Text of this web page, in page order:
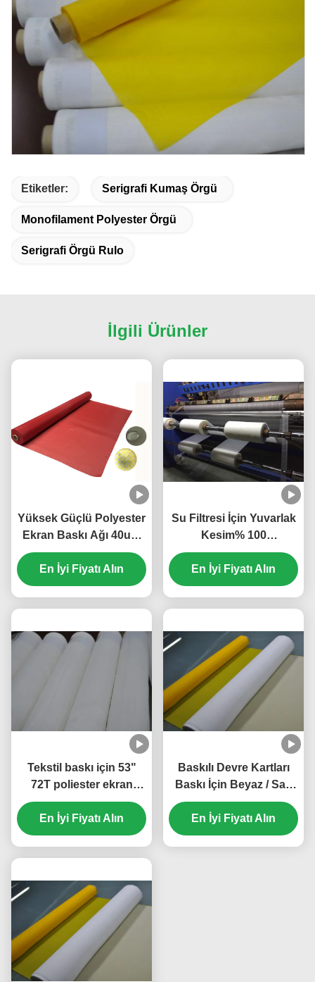
Etiketler: Serigrafi Kumaş Örgü
Monofilament Polyester Örgü
Serigrafi Örgü Rulo
İlgili Ürünler
Yüksek Güçlü Polyester
Ekran Baskı Ağı 40um
Mükemmel Kimyasal
Direnci
En İyi Fiyatı Alın
Su Filtresi İçin Yuvarlak
Kesim% 100
Monofilament Naylon
Filtre Ekran Örgü Diski
En İyi Fiyatı Alın
Tekstil baskı için 53"
72T poliester ekran
örgü 48 mikron
En İyi Fiyatı Alın
Baskılı Devre Kartları
Baskı İçin Beyaz / Sarı
61T Polyester Ekran
Mesh
En İyi Fiyatı Alın